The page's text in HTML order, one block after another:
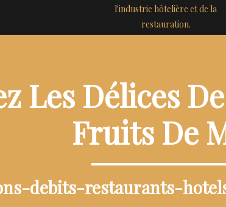
l'industrie hôtelière et de la
restauration.
Les Délices
Fruits De
debits-restaurants-